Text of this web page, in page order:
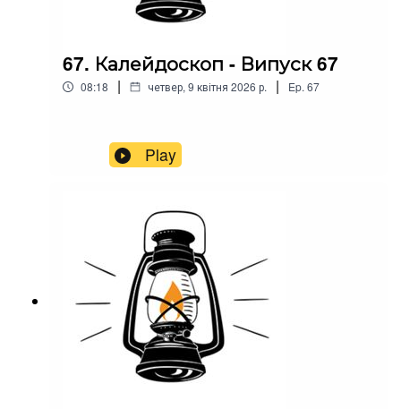
67. Калейдоскоп - Випуск 67
08:18 | четвер, 9 квітня 2026 р. | Ep. 67
Play